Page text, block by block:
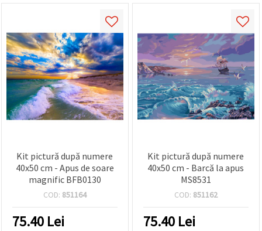
Kit pictură după numere
40x50 cm - Apus de soare
magnific BFB0130
COD: 851164
75.40 Lei
Kit pictură după numere
40x50 cm - Barcă la apus
MS8531
COD: 851162
75.40 Lei